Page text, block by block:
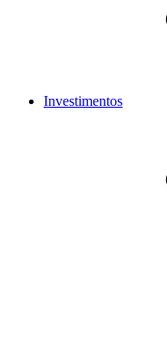
Investimentos